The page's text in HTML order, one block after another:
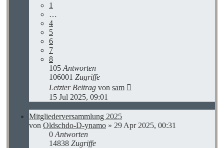
1
…
4
5
6
7
8
105 Antworten
106001 Zugriffe
Letzter Beitrag von sam
15 Jul 2025, 09:01
Mitgliederversammlung 2025
von Oldschdo-D-ynamo » 29 Apr 2025, 00:31
0 Antworten
14838 Zugriffe